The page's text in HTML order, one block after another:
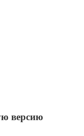
версию